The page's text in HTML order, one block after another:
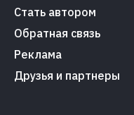
Стать автором
Обратная связь
Реклама
Друзья и партнеры